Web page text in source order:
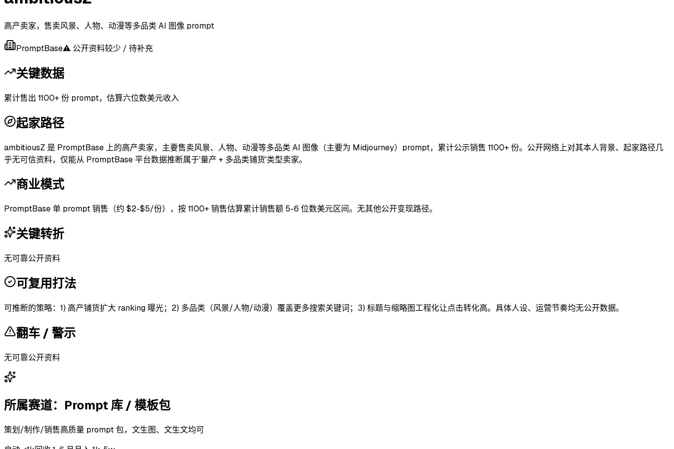
高产卖家，售卖风景、人物、动漫等多品类 AI 图像 prompt
PromptBase⚠ 公开资料较少 / 待补充
关键数据
累计售出 1100+ 份 prompt，估算六位数美元收入
起家路径
ambitiousZ 是 PromptBase 上的高产卖家，主要售卖风景、人物、动漫等多品类 AI 图像（主要为 Midjourney）prompt，累计公示销售 1100+ 份。公开网络上对其本人背景、起家路径几
乎无可信资料，仅能从 PromptBase 平台数据推断属于'量产 + 多品类铺货'类型卖家。
商业模式
PromptBase 单 prompt 销售（约 $2-$5/份），按 1100+ 销售估算累计销售额 5-6 位数美元区间。无其他公开变现路径。
关键转折
无可靠公开资料
可复用打法
可推断的策略：1) 高产铺货扩大 ranking 曝光；2) 多品类（风景/人物/动漫）覆盖更多搜索关键词；3) 标题与缩略图工程化让点击转化高。具体人设、运营节奏均无公开数据。
翻车 / 警示
无可靠公开资料
所属赛道： Prompt 库 / 模板包
策划/制作/销售高质量 prompt 包，文生图、文生文均可